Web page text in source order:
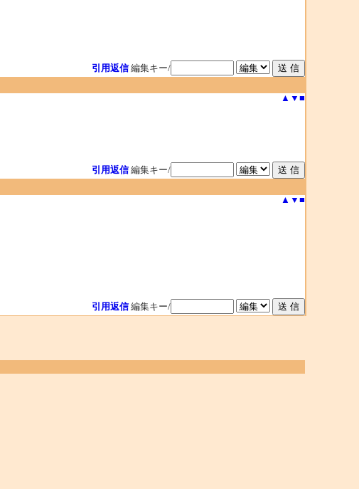
引用返信 編集キー/
▲ ▼ ■
引用返信 編集キー/
▲ ▼ ■
引用返信 編集キー/